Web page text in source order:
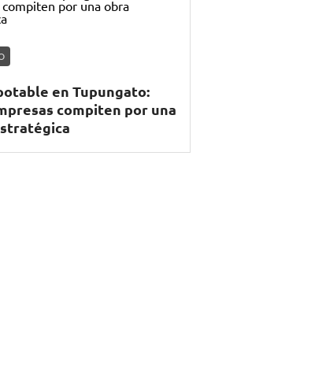
en Tupungato:
compiten por una